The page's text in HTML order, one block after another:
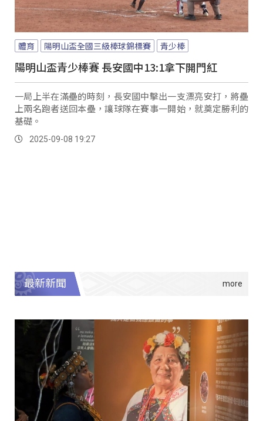
體育 陽明山盃全國三級棒球錦標賽 青少棒
陽明山盃青少棒賽 長安國中13:1拿下開門紅
一局上半在滿壘的時刻，長安國中擊出一支漂亮安打，將壘
上兩名跑者送回本壘，讓球隊在賽事一開始，就奠定勝利的
基礎。
2025-09-08 19:27
最新新聞